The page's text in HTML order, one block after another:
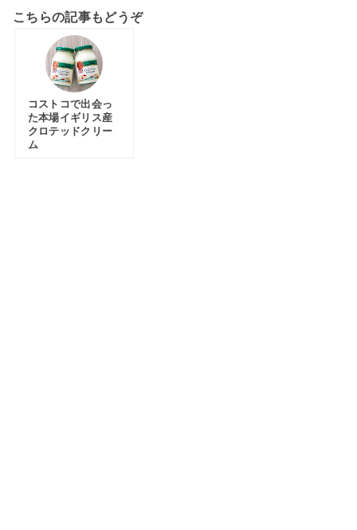
こちらの記事もどうぞ
コストコで出会っ
た本場イギリス産
クロテッドクリー
ム